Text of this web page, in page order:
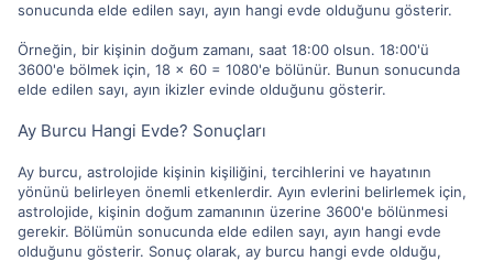
sonucunda elde edilen sayı, ayın hangi evde olduğunu gösterir.
Örneğin, bir kişinin doğum zamanı, saat 18:00 olsun. 18:00'ü
3600'e bölmek için, 18 x 60 = 1080'e bölünür. Bunun sonucunda
elde edilen sayı, ayın ikizler evinde olduğunu gösterir.
Ay Burcu Hangi Evde? Sonuçları
Ay burcu, astrolojide kişinin kişiliğini, tercihlerini ve hayatının
yönünü belirleyen önemli etkenlerdir. Ayın evlerini belirlemek için,
astrolojide, kişinin doğum zamanının üzerine 3600'e bölünmesi
gerekir. Bölümün sonucunda elde edilen sayı, ayın hangi evde
olduğunu gösterir. Sonuç olarak, ay burcu hangi evde olduğu,